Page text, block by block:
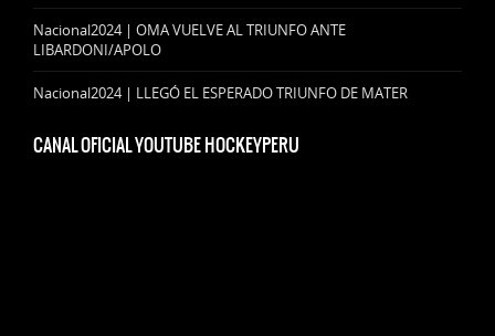
Nacional2024 | OMA VUELVE AL TRIUNFO ANTE
LIBARDONI/APOLO
Nacional2024 | LLEGÓ EL ESPERADO TRIUNFO DE MATER
CANAL OFICIAL YOUTUBE HOCKEYPERU